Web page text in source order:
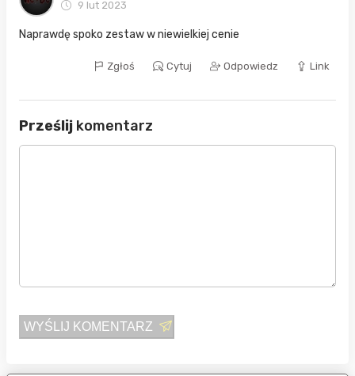
9 lut 2023
Naprawdę spoko zestaw w niewielkiej cenie
Zgłoś Cytuj Odpowiedz Link
Prześlij komentarz
WYŚLIJ KOMENTARZ